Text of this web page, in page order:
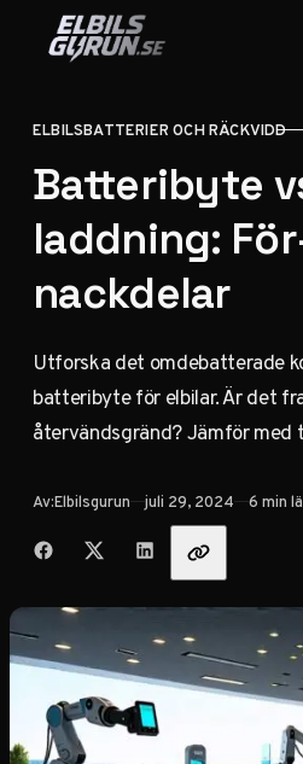
Hoppa till innehåll
KATEGORI
ELBILSBATTERIER OCH RÄCKVIDD
Batteribyte
laddning:
nackdelar
Utforska det omdebatterade
batteribyte för elbilar. Är det
återvändsgränd? Jämför med
Av:Elbilsgurun Publicerad
juli 29, 2024 6 min
Dela med vänner